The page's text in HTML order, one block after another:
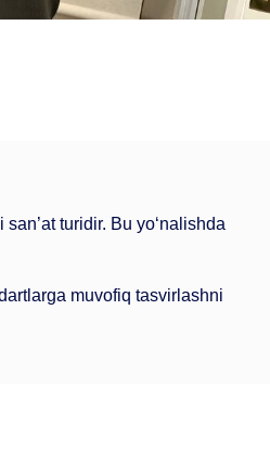
turidir. Bu yo‘nalishda
muvofiq tasvirlashni